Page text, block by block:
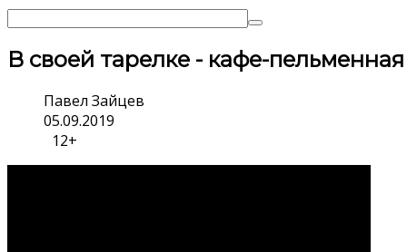
В своей тарелке - кафе-
Павел Зайцев
05.09.2019
12+